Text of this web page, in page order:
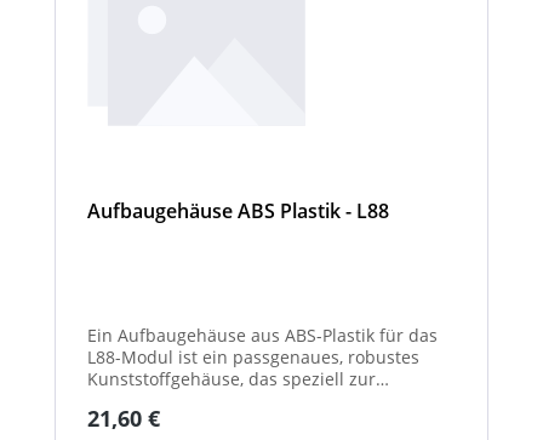
Aufbaugehäuse ABS Plastik - L88
Ein Aufbaugehäuse aus ABS-Plastik für das
L88-Modul ist ein passgenaues, robustes
Kunststoffgehäuse, das speziell zur
L88-LED-/Elektronikmoduls entwickelt wurde.
Regulärer Preis:
21,60 €